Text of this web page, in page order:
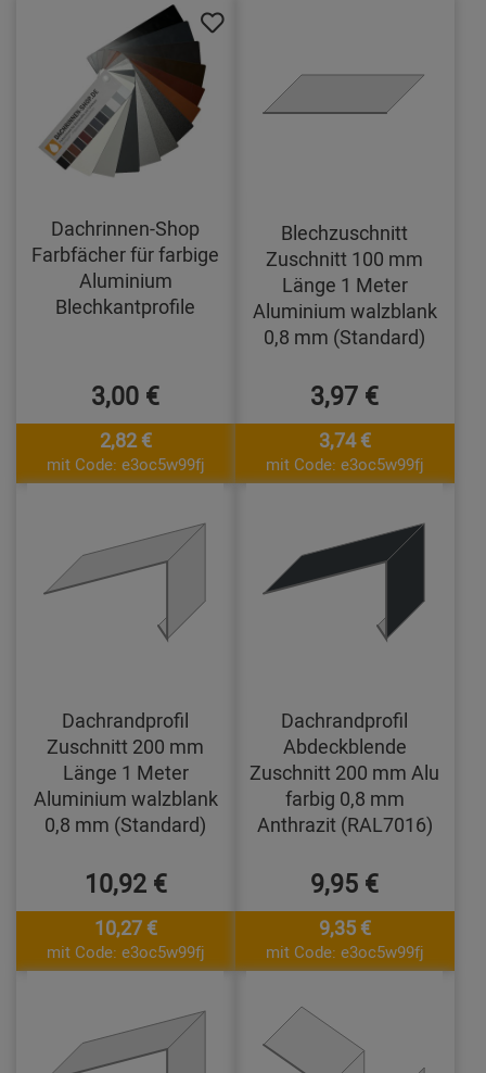
Dachrinnen-Shop
Farbfächer für farbige
Aluminium
Blechkantprofile
3,00 €
2,82 €
mit Code: e3oc5w99fj
Blechzuschnitt
Zuschnitt 100 mm
Länge 1 Meter
Aluminium walzblank
0,8 mm (Standard)
3,97 €
3,74 €
mit Code: e3oc5w99fj
Dachrandprofil
Zuschnitt 200 mm
Länge 1 Meter
Aluminium walzblank
0,8 mm (Standard)
10,92 €
10,27 €
mit Code: e3oc5w99fj
Dachrandprofil
Abdeckblende
Zuschnitt 200 mm Alu
farbig 0,8 mm
Anthrazit (RAL7016)
9,95 €
9,35 €
mit Code: e3oc5w99fj